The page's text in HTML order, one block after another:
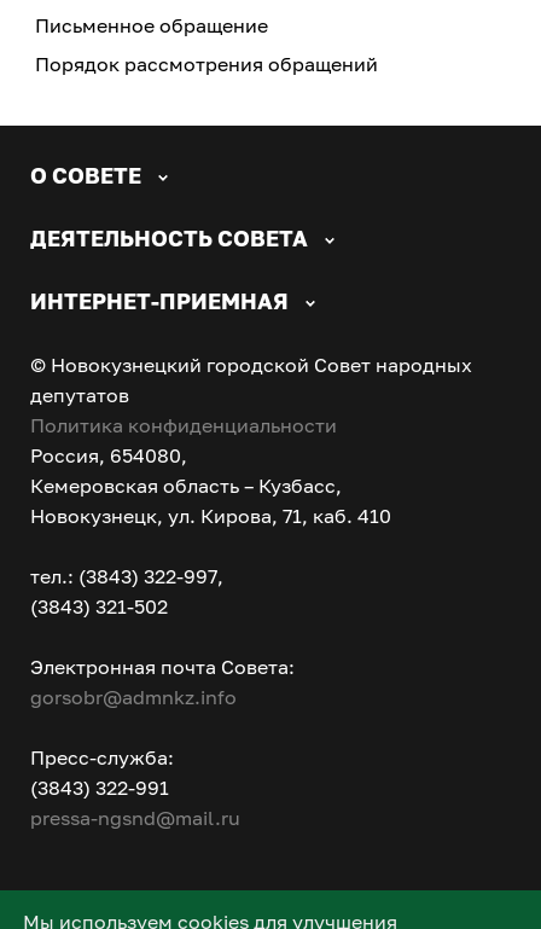
Письменное обращение
Порядок рассмотрения обращений
О СОВЕТЕ
ДЕЯТЕЛЬНОСТЬ СОВЕТА
ИНТЕРНЕТ-ПРИЕМНАЯ
© Новокузнецкий городской Совет народных
депутатов
Политика конфиденциальности
Россия, 654080,
Кемеровская область – Кузбасс,
Новокузнецк, ул. Кирова, 71, каб. 410
тел.: (3843) 322-997,
(3843) 321-502
Электронная почта Совета:
gorsobr@admnkz.info
Пресс-служба:
(3843) 322-991
pressa-ngsnd@mail.ru
Мы используем cookies для улучшения